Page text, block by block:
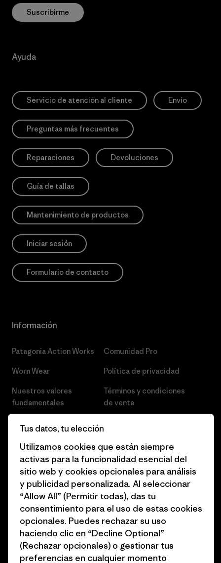
Suscribirme
Ayuda
Servicio de atención al cliente Envío
Preguntas más frecuentes
Reparaciones Devoluciones
Guía de tallas
Mantenimiento de productos
Iniciar sesión
Formulario de contacto
Información
Patagonia Action Works
Worn Wear
Nuestros valores
fundamentales
Business Unusual
Objetivos climáticos
1% for the Planet
Cómo financiamos
Tarjetas regalo
Encuentra una tienda
Comunidad Pro
Política de privacidad
Términos y condiciones
de venta
Empleo
Prensa
Programa para profesionales
del sector
Programa de afiliados
Mapa del sitio Patagonia
España
Tus datos, tu elección
Utilizamos cookies que están siempre
activas para la funcionalidad esencial del
sitio web y cookies opcionales para análisis
y publicidad personalizada. Al seleccionar
“Allow All” (Permitir todas), das tu
consentimiento para el uso de estas cookies
opcionales. Puedes rechazar su uso
haciendo clic en “Decline Optional”
(Rechazar opcionales) o gestionar tus
preferencias en cualquier momento